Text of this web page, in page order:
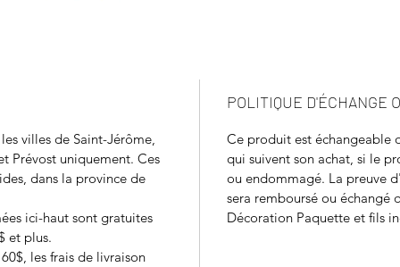
villes de Saint-Jérôme,
Prévost uniquement. Ces
dans la province de
ici-haut sont gratuites
et plus.
les frais de livraison
POLITIQUE D'ÉCHANGE
Ce produit est échangeable
qui suivent son achat, si le
ou endommagé. La preuve
sera remboursé ou échangé
Décoration Paquette et fils